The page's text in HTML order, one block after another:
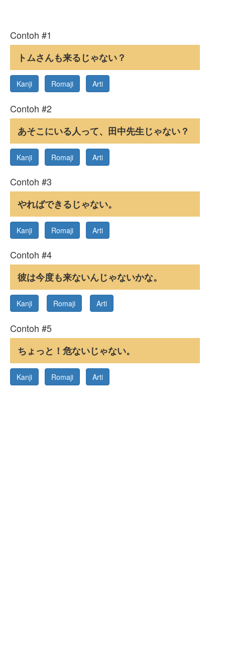
Contoh #1
トムさんも来るじゃない？
Kanji Romaji Arti
Contoh #2
あそこにいる人って、田中先生じゃない？
Kanji Romaji Arti
Contoh #3
やればできるじゃない。
Kanji Romaji Arti
Contoh #4
彼は今度も来ないんじゃないかな。
Kanji Romaji Arti
Contoh #5
ちょっと！危ないじゃない。
Kanji Romaji Arti